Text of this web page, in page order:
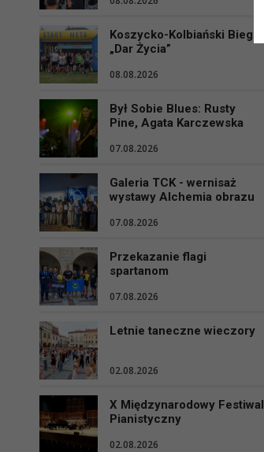
Koszycko-Kolbiański Bieg
„Dar Życia”
08.08.2026
Był Sobie Blues: Rusty
Pine, Agata Karczewska
07.08.2026
Galeria TCK - wernisaż
wystawy Alchemia obrazu
07.08.2026
Przekazanie flagi
spartanom
07.08.2026
Letnie taneczne wieczory
02.08.2026
X Międzynarodowy Festiwal
Pianistyczny
02.08.2026